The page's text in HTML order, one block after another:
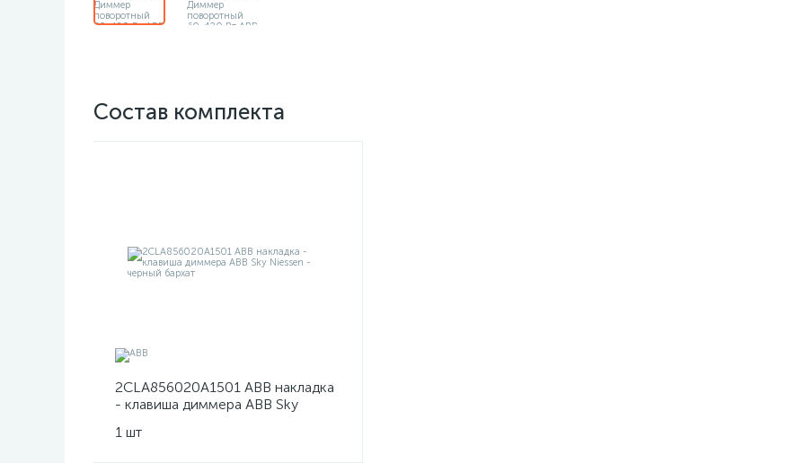
Состав комплекта
2CLA856020A1501 ABB накладка
- клавиша диммера ABB Sky
1 шт